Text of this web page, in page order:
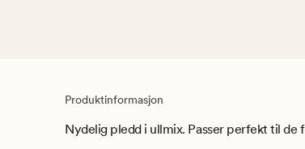
Produktinformasjon
Nydelig pledd i ullmix. Passer perfekt til de